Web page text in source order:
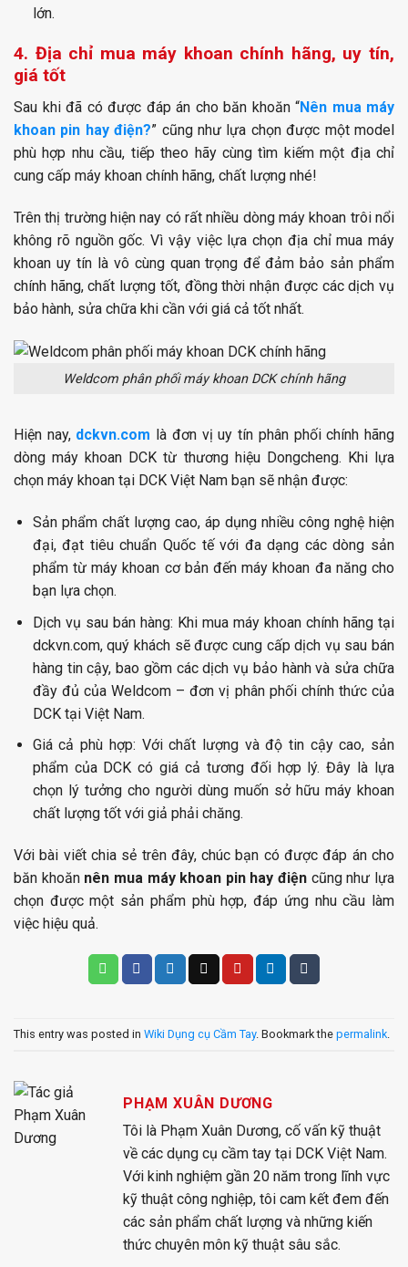
lớn.
4. Địa chỉ mua máy khoan chính hãng, uy tín,
giá tốt
Sau khi đã có được đáp án cho băn khoăn “Nên mua máy
khoan pin hay điện?” cũng như lựa chọn được một model
phù hợp nhu cầu, tiếp theo hãy cùng tìm kiếm một địa chỉ
cung cấp máy khoan chính hãng, chất lượng nhé!
Trên thị trường hiện nay có rất nhiều dòng máy khoan trôi nổi
không rõ nguồn gốc. Vì vậy việc lựa chọn địa chỉ mua máy
khoan uy tín là vô cùng quan trọng để đảm bảo sản phẩm
chính hãng, chất lượng tốt, đồng thời nhận được các dịch vụ
bảo hành, sửa chữa khi cần với giá cả tốt nhất.
Weldcom phân phối máy khoan DCK chính hãng
Hiện nay, dckvn.com là đơn vị uy tín phân phối chính hãng
dòng máy khoan DCK từ thương hiệu Dongcheng. Khi lựa
chọn máy khoan tại DCK Việt Nam bạn sẽ nhận được:
Sản phẩm chất lượng cao, áp dụng nhiều công nghệ hiện
đại, đạt tiêu chuẩn Quốc tế với đa dạng các dòng sản
phẩm từmáy khoan cơ bản đến máy khoan đa năng cho
bạn lựa chọn.
Dịch vụ sau bán hàng: Khi mua máy khoan chính hãng tại
dckvn.com, quý khách sẽ được cung cấp dịch vụ sau bán
hàng tin cậy, bao gồm các dịch vụ bảo hành và sửa chữa
đầy đủ của Weldcom – đơn vị phân phối chính thức của
DCK tại Việt Nam.
Giá cả phù hợp: Với chất lượng và độ tin cậy cao, sản
phẩm của DCK có giá cả tương đối hợp lý. Đây là lựa
chọn lý tưởng cho người dùng muốn sở hữu máy khoan
chất lượng tốt với giả phải chăng.
Với bài viết chia sẻ trên đây, chúc bạn có được đáp án cho
băn khoăn nên mua máy khoan pin hay điện cũng như lựa
chọn được một sản phẩm phù hợp, đáp ứng nhu cầu làm
việc hiệu quả.
This entry was posted in Wiki Dụng cụ Cầm Tay. Bookmark the permalink
PHẠM XUÂN DƯƠNG
Tôi là Phạm Xuân Dương, cố vấn kỹ thuật
về các dụng cụ cầm tay tại DCK Việt Nam.
Với kinh nghiệm gần 20 năm trong lĩnh vực
kỹ thuật công nghiệp, tôi cam kết đem đến
các sản phẩm chất lượng và những kiến
thức chuyên môn kỹ thuật sâu sắc.